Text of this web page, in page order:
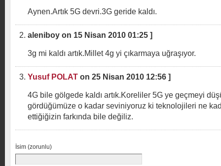
Aynen.Artık 5G devri.3G geride kaldı.
aleniboy on 15 Nisan 2010 01:25 ]
3g mi kaldı artık.Millet 4g yi çıkarmaya uğraşıyor.
Yusuf POLAT on 25 Nisan 2010 12:56 ]
4G bile gölgede kaldı artık.Koreliler 5G ye geçmeyi
gördüğümüze o kadar seviniyoruz ki teknolojileri ne
ettiğiğizin farkında bile değiliz.
İsim (zorunlu)